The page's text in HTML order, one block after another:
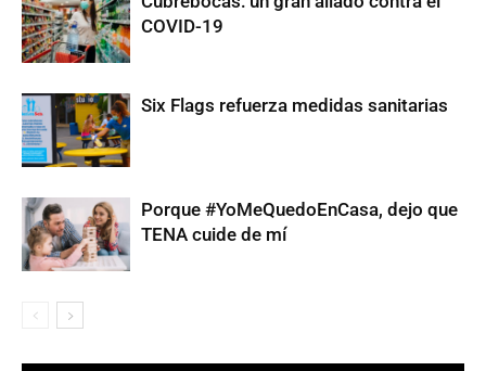
COVID-19
Six Flags refuerza medidas sanitarias
Porque #YoMeQuedoEnCasa, dejo que
TENA cuide de mí